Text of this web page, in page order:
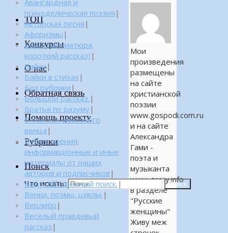
ТОП
Конкурсы
О нас
Обратная связь
Помощь проекту
Рубрики
Поиск
Что искать: Поиск
Мои
произведения
размещены
на сайте
христианской
поэзии
www.gospodi.com.ru
и на сайте
Александра
Гами -
поэта и
музыканта
www.gamy.info
в разделе
"Русские
женщины"
Живу меж
Авангардная и
психоделическая поэзия |
Авторская песня |
Афоризмы |
Байка (миниатюра,
короткий рассказ) |
Байки|
Байки в стихах |
Без рубрики |
Большой рассказ. |
Братья по разуму|
В поисках алмазного
венца |
В поле зрения:
информационные и иные
материалы от наших
авторов и подписчиков |
Веду собственный поиск. |
Венки, поэмы, циклы. |
Верлибр |
Веселый правдивый
рассказ |